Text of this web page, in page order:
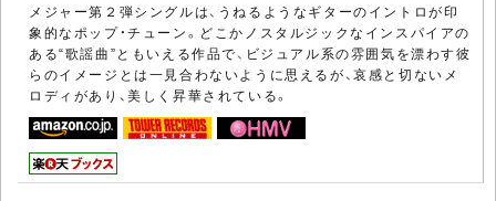
メジャー第２弾シングルは、うねるようなギターのイントロが印
象的なポップ・チューン。どこかノスタルジックなインスパイアの
ある“歌謡曲”ともいえる作品で、ビジュアル系の雰囲気を漂わす彼
らのイメージとは一見合わないように思えるが、哀感と切ないメ
ロディがあり、美しく昇華されている。